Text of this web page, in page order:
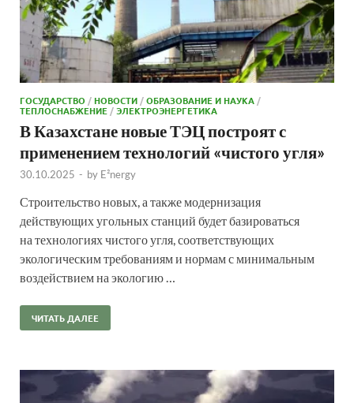
ГОСУДАРСТВО /НОВОСТИ /ОБРАЗОВАНИЕ И НАУКА /
ТЕПЛОСНАБЖЕНИЕ /ЭЛЕКТРОЭНЕРГЕТИКА
В Казахстане новые ТЭЦ построят с
применением технологий «чистого угля»
30.10.2025 - by E²nergy
Строительство новых, а также модернизация
действующих угольных станций будет базироваться
на технологиях чистого угля, соответствующих
экологическим требованиям и нормам с минимальным
воздействием на экологию …
ЧИТАТЬ ДАЛЕЕ